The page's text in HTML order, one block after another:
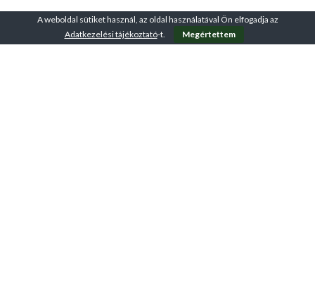
A weboldal sütiket használ, az oldal használatával Ön elfogadja az
Adatkezelési tájékoztató-t. Megértettem